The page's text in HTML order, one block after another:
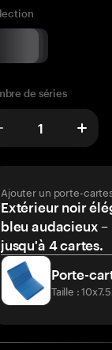
de séries
Ajouter un porte-
Extérieur noir
bleu audacieux
jusqu'à 4 cartes.
Porte-
Taille :